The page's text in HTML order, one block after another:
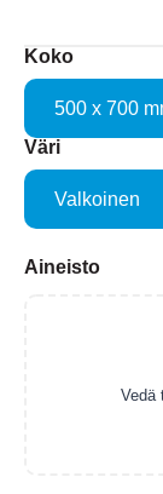
Koko
Väri
Aineisto
Vedä